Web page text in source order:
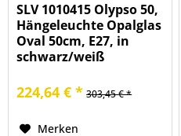
SLV 1010415 Olypso 50,
Hängeleuchte Opalglas
Oval 50cm, E27, in
schwarz/weiß
224,64 € * 303,45 € *
Merken